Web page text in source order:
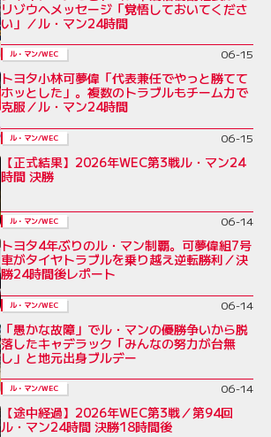
リゾウへメッセージ「覚悟しておいてくださ
い」／ル・マン24時間
ル・マン/WEC 06-15
トヨタ小林可夢偉「代表兼任でやっと勝てて
ホッとした」。複数のトラブルもチーム力で
克服／ル・マン24時間
ル・マン/WEC 06-15
【正式結果】2026年WEC第3戦ル・マン24
時間 決勝
ル・マン/WEC 06-14
トヨタ4年ぶりのル・マン制覇。可夢偉組7号
車がタイヤトラブルを乗り越え逆転勝利／決
勝24時間後レポート
ル・マン/WEC 06-14
「愚かな故障」でル・マンの優勝争いから脱
落したキャデラック「みんなの努力が台無
し」と地元出身ブルデー
ル・マン/WEC 06-14
【途中経過】2026年WEC第3戦／第94回
ル・マン24時間 決勝18時間後